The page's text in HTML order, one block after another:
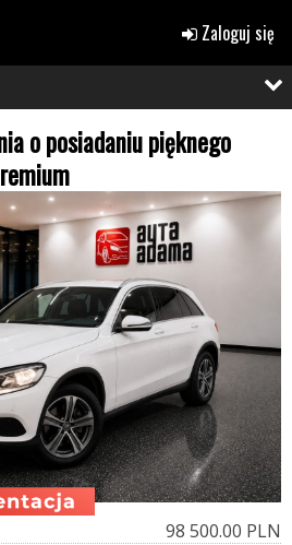
Zaloguj się
o posiadaniu pięknego
98 500.00 PLN